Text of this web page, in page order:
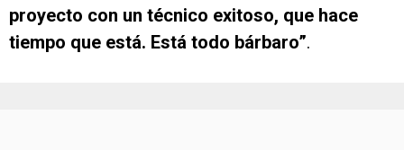
proyecto con un técnico exitoso, que hace
tiempo que está. Está todo bárbaro”.